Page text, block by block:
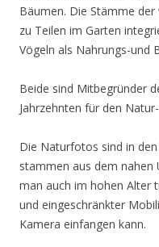
Bäumen. Die Stämme
zu Teilen im Garten
Vögeln als Nahrungs-und
Beide sind Mitbegründer
Jahrzehnten für den
Die Naturfotos sind in
stammen aus dem nahen
man auch im hohen Alter
und eingeschränkter
Kamera einfangen kann.